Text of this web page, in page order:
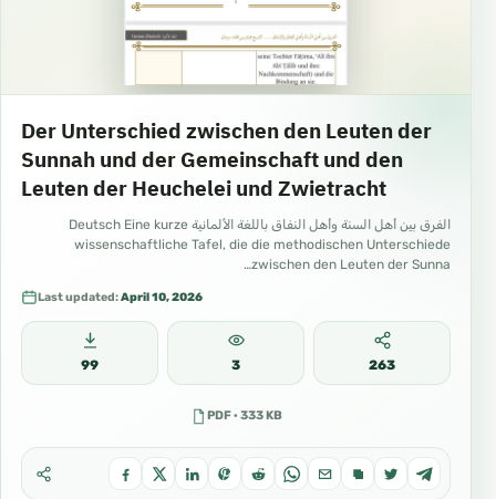
Der Unterschied zwischen den Leuten der
Sunnah und der Gemeinschaft und den
Leuten der Heuchelei und Zwietracht
الفرق بين أهل السنة وأهل النفاق باللغة الألمانية Deutsch Eine kurze
wissenschaftliche Tafel, die die methodischen Unterschiede
zwischen den Leuten der Sunna…
Last updated:April 10, 2026
99 3 263
PDF · 333 KB